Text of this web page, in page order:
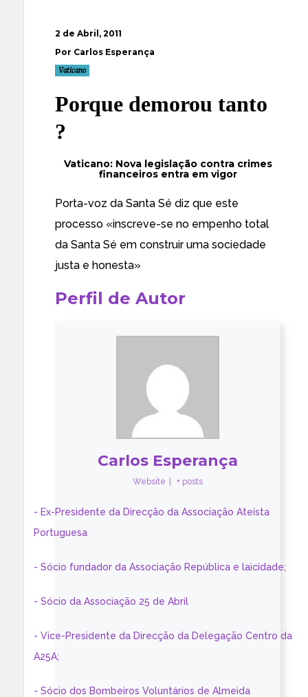
2 de Abril, 2011
Por Carlos Esperança
Vaticano
Porque demorou tanto
?
Vaticano: Nova legislação contra crimes
financeiros entra em vigor
Porta-voz da Santa Sé diz que este
processo «inscreve-se no empenho total
da Santa Sé em construir uma sociedade
justa e honesta»
Perfil de Autor
Carlos Esperança
Website + posts
- Ex-Presidente da Direcção da Associação Ateísta
Portuguesa
- Sócio fundador da Associação República e laicidade;
- Sócio da Associação 25 de Abril
- Vice-Presidente da Direcção da Delegação Centro da
A25A;
- Sócio dos Bombeiros Voluntários de Almeida